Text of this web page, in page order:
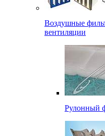
Воздушные
вентиляции
Рулонный